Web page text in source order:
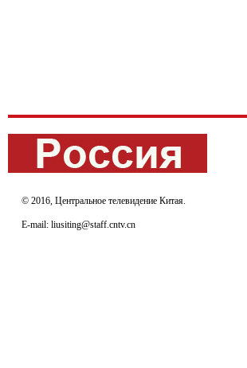
© 2016, Центральное телевидение Китая.
E-mail: liusiting@staff.cntv.cn